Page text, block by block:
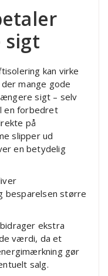
sigt
kan virke
mange gode
sigt – selv
en forbedret
på
slipper ud
en betydelig
besparelsen større
ekstra
værdi, da et
gør
salg.